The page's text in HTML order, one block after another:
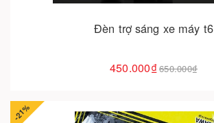
Đèn trợ sáng xe máy t6
450.000₫650.000₫
-21%